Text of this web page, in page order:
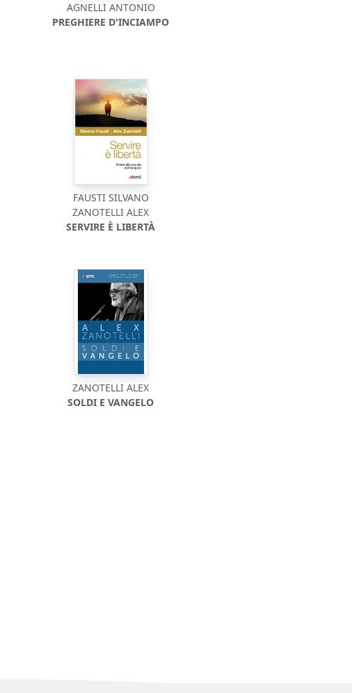
AGNELLI ANTONIO
PREGHIERE D'INCIAMPO
FAUSTI SILVANO
ZANOTELLI ALEX
SERVIRE È LIBERTÀ
ZANOTELLI ALEX
SOLDI E VANGELO